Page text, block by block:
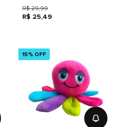
R$ 29,99
R$ 25,49
15% OFF